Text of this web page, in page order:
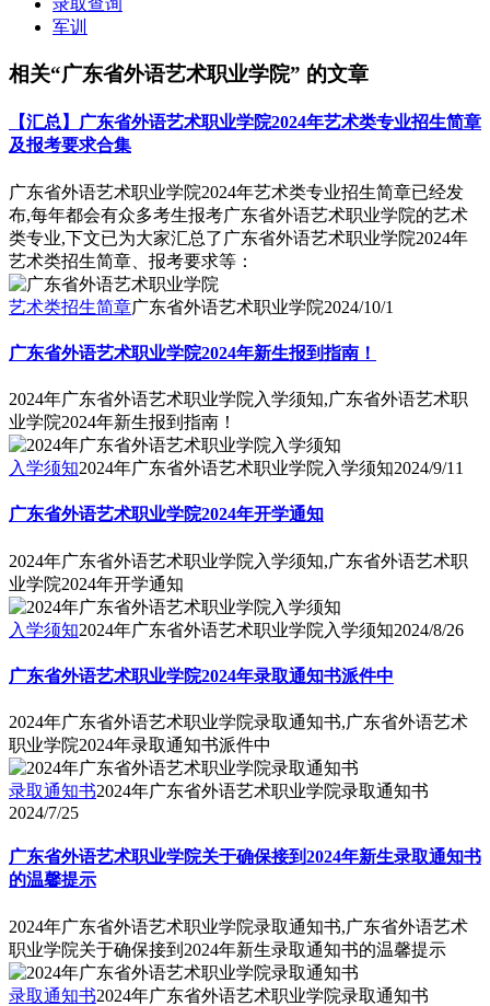
录取查询
军训
相关“广东省外语艺术职业学院” 的文章
【汇总】广东省外语艺术职业学院2024年艺术类专业招生简章
及报考要求合集
广东省外语艺术职业学院2024年艺术类专业招生简章已经发
布,每年都会有众多考生报考广东省外语艺术职业学院的艺术
类专业,下文已为大家汇总了广东省外语艺术职业学院2024年
艺术类招生简章、报考要求等：
艺术类招生简章广东省外语艺术职业学院2024/10/1
广东省外语艺术职业学院2024年新生报到指南！
2024年广东省外语艺术职业学院入学须知,广东省外语艺术职
业学院2024年新生报到指南！
入学须知2024年广东省外语艺术职业学院入学须知2024/9/11
广东省外语艺术职业学院2024年开学通知
2024年广东省外语艺术职业学院入学须知,广东省外语艺术职
业学院2024年开学通知
入学须知2024年广东省外语艺术职业学院入学须知2024/8/26
广东省外语艺术职业学院2024年录取通知书派件中
2024年广东省外语艺术职业学院录取通知书,广东省外语艺术
职业学院2024年录取通知书派件中
录取通知书2024年广东省外语艺术职业学院录取通知书
2024/7/25
广东省外语艺术职业学院关于确保接到2024年新生录取通知书
的温馨提示
2024年广东省外语艺术职业学院录取通知书,广东省外语艺术
职业学院关于确保接到2024年新生录取通知书的温馨提示
录取通知书2024年广东省外语艺术职业学院录取通知书